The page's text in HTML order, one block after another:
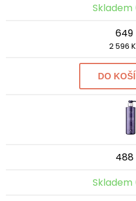
Skladem
649
2 596
DO
488
Skladem